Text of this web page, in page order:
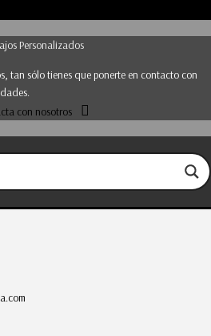
Personalizados
tan sólo tienes que ponerte en contacto con
con nosotros